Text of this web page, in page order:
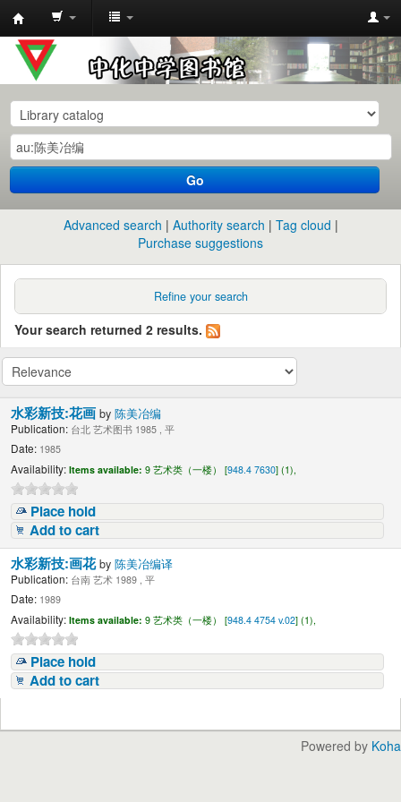
中
化
中
学
图
书
馆
目
Go
Advanced search Authority search
Tag cloud
Purchase suggestions
Refine your search
Your search returned 2 results.
水彩新技:花画by陈美冶编
Publication: 台北 艺术图书 1985 , 平
Date: 1985
Availability: Items available: 9 艺术类（一楼） [948.4 7630] (1),
Place hold
Add to cart
水彩新技:画花by陈美冶编译
Publication: 台南 艺术 1989 , 平
Date: 1989
Availability: Items available: 9 艺术类（一楼） [948.4 4754 v.02] (1),
Place hold
Add to cart
Powered by Koha